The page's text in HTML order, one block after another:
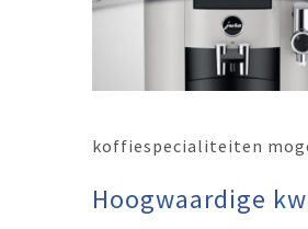
koffiespecialiteiten
Hoogwaardige